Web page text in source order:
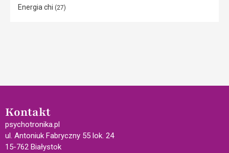
Energia chi (27)
Kontakt
psychotronika.pl
ul. Antoniuk Fabryczny 55 lok. 24
15-762 Białystok